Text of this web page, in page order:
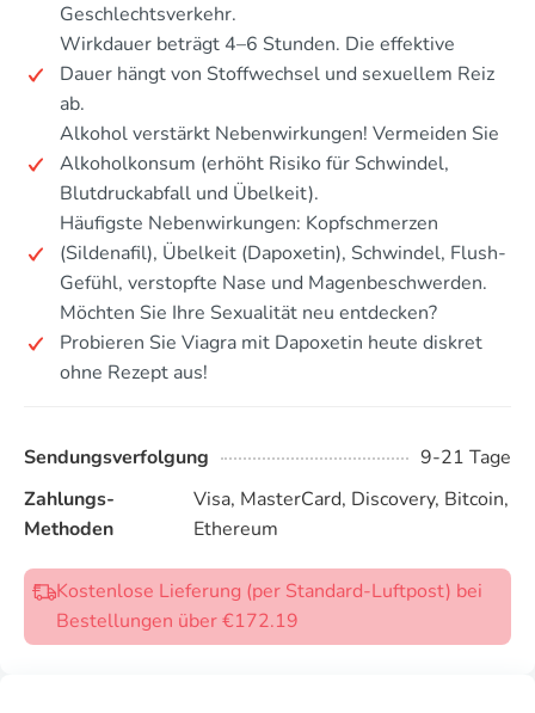
Geschlechtsverkehr.
Wirkdauer beträgt 4–6 Stunden. Die effektive
Dauer hängt von Stoffwechsel und sexuellem Reiz
ab.
Alkohol verstärkt Nebenwirkungen! Vermeiden Sie
Alkoholkonsum (erhöht Risiko für Schwindel,
Blutdruckabfall und Übelkeit).
Häufigste Nebenwirkungen: Kopfschmerzen
(Sildenafil), Übelkeit (Dapoxetin), Schwindel, Flush-
Gefühl, verstopfte Nase und Magenbeschwerden.
Möchten Sie Ihre Sexualität neu entdecken?
Probieren Sie Viagra mit Dapoxetin heute diskret
ohne Rezept aus!
Sendungsverfolgung
9-21 Tage
Zahlungs-
Methoden
Visa, MasterCard, Discovery, Bitcoin,
Ethereum
Kostenlose Lieferung (per Standard-Luftpost) bei
Bestellungen über €172.19